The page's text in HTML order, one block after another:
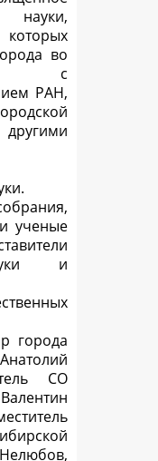
науки,
во
с
РАН,
ученые
и
города
СО